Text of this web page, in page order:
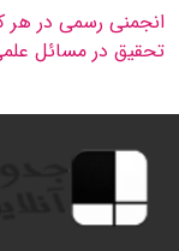
انجمنی رسمی در هر
تحقیق در مسائل